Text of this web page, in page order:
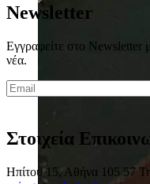
Newsletter
Εγγραφείτε στο Newsletter
νέα.
Στοιχεία
Ηπίτου 15, Αθήνα 105 57